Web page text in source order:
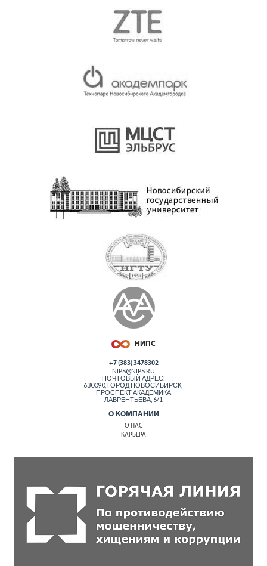
+7 (383) 3478302
NIPS@NIPS.RU
ПОЧТОВЫЙ АДРЕС:
630090, ГОРОД НОВОСИБИРСК,
ПРОСПЕКТ АКАДЕМИКА
ЛАВРЕНТЬЕВА, 6/1
О КОМПАНИИ
О НАС
КАРЬЕРА